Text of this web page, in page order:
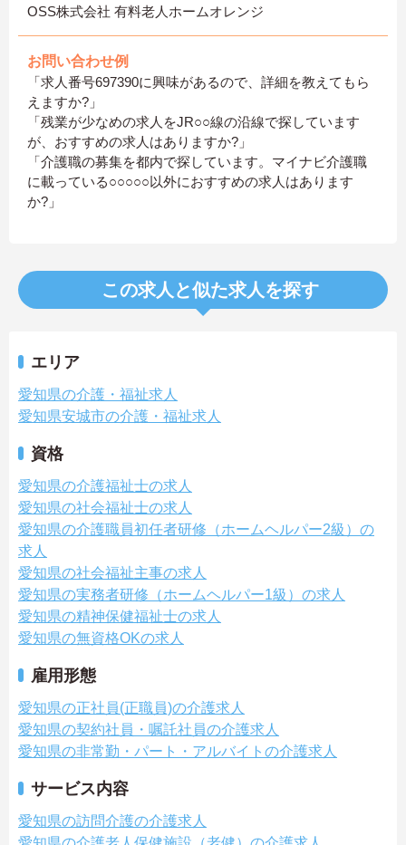
OSS株式会社 有料老人ホームオレンジ
お問い合わせ例
「求人番号697390に興味があるので、詳細を教えてもら
えますか?」
「残業が少なめの求人をJR○○線の沿線で探しています
が、おすすめの求人はありますか?」
「介護職の募集を都内で探しています。マイナビ介護職
に載っている○○○○○以外におすすめの求人はあります
か?」
この求人と似た求人を探す
エリア
愛知県の介護・福祉求人
愛知県安城市の介護・福祉求人
資格
愛知県の介護福祉士の求人
愛知県の社会福祉士の求人
愛知県の介護職員初任者研修（ホームヘルパー2級）の
求人
愛知県の社会福祉主事の求人
愛知県の実務者研修（ホームヘルパー1級）の求人
愛知県の精神保健福祉士の求人
愛知県の無資格OKの求人
雇用形態
愛知県の正社員(正職員)の介護求人
愛知県の契約社員・嘱託社員の介護求人
愛知県の非常勤・パート・アルバイトの介護求人
サービス内容
愛知県の訪問介護の介護求人